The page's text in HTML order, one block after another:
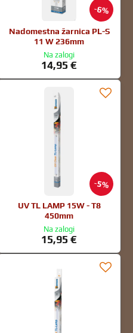
6%
Nadomestna žarnica PL-S
11 W 236mm
Na zalogi
14,95 €
5%
UV TL LAMP 15W - T8
450mm
Na zalogi
15,95 €